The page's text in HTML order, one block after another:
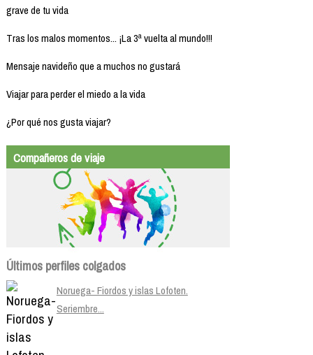
grave de tu vida
Tras los malos momentos... ¡La 3ª vuelta al mundo!!!
Mensaje navideño que a muchos no gustará
Viajar para perder el miedo a la vida
¿Por qué nos gusta viajar?
Compañeros de viaje
Últimos perfiles colgados
Noruega- Fiordos y islas Lofoten.
Seriembre...